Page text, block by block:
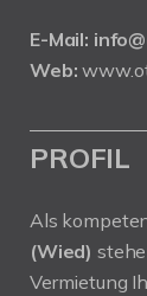
E-Mail:
Web:
PROFIL
Als
(Wied)
Vermietung